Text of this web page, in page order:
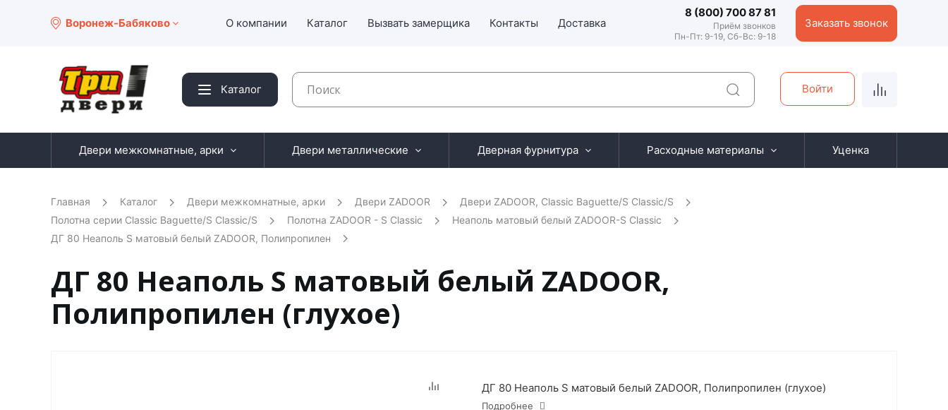
Воронеж-Бабяково О компании Каталог Вызвать замерщика Контакты Доставка
8 (800) 700 87 81
Приём звонков
Пн-Пт: 9-19, Сб-Вс: 9-18
Заказать звонок
Каталог Войти
Двери межкомнатные, арки Двери металлические Дверная фурнитура Расходные материалы Уценка
Главная Каталог Двери межкомнатные, арки Двери ZADOOR
Двери ZADOOR, Classic Baguette/S Classic/S
Полотна серии Classic Baguette/S Classic/S
Полотна ZADOOR - S Classic
Неаполь матовый белый ZADOOR-S Classic
ДГ 80 Неаполь S матовый белый ZADOOR, Полипропилен
ДГ 80 Неаполь S матовый белый ZADOOR,
Полипропилен (глухое)
ДГ 80 Неаполь S матовый белый ZADOOR, Полипропилен (глухое)
Подробнее